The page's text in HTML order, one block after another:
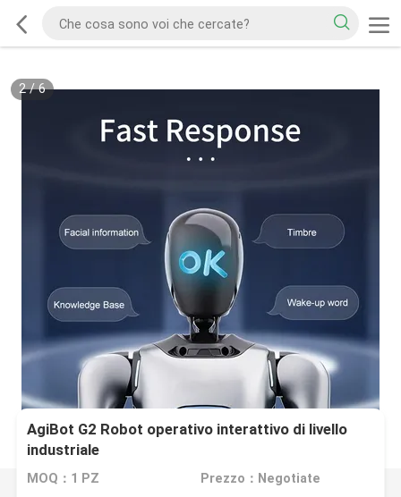
2/6
AgiBot G2 Robot operativo interattivo di livello
industriale
MOQ：1 PZ Prezzo：Negotiate